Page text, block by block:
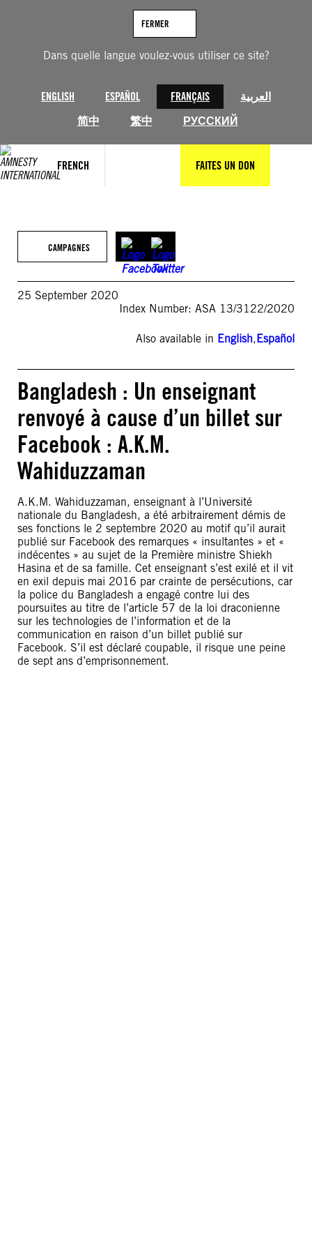
Dans quelle langue voulez-vous utiliser ce site?
ENGLISH ESPAÑOL FRANÇAIS
العربية
简中
繁中 РУССКИЙ
FERMER
FRENCH FAITES UN DON
CAMPAGNES
25 September 2020
Index Number: ASA 13/3122/2020
Also available in English,Español
Bangladesh : Un enseignant
renvoyé à cause d’un billet sur
Facebook : A.K.M.
Wahiduzzaman
A.K.M. Wahiduzzaman, enseignant à l’Université
nationale du Bangladesh, a été arbitrairement démis de
ses fonctions le 2 septembre 2020 au motif qu’il aurait
publié sur Facebook des remarques « insultantes » et «
indécentes » au sujet de la Première ministre Shiekh
Hasina et de sa famille. Cet enseignant s’est exilé et il vit
en exil depuis mai 2016 par crainte de persécutions, car
la police du Bangladesh a engagé contre lui des
poursuites au titre de l’article 57 de la loi draconienne
sur les technologies de l’information et de la
communication en raison d’un billet publié sur
Facebook. S’il est déclaré coupable, il risque une peine
de sept ans d’emprisonnement.